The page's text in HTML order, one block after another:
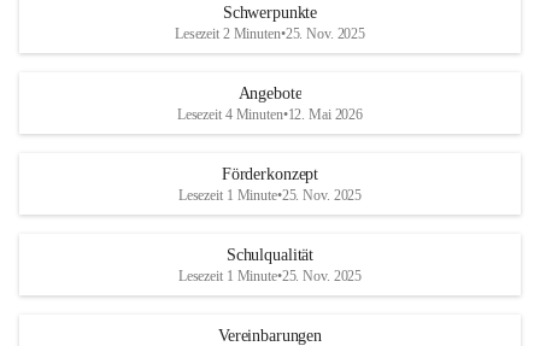
Schwerpunkte
Lesezeit 2 Minuten•25. Nov. 2025
Angebote
Lesezeit 4 Minuten•12. Mai 2026
Förderkonzept
Lesezeit 1 Minute•25. Nov. 2025
Schulqualität
Lesezeit 1 Minute•25. Nov. 2025
Vereinbarungen